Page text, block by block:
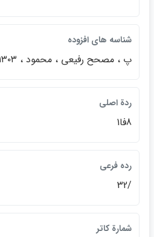
شناسه هاي افزوده
پ ، مصحح رفيعي ، محمود ، ۱۳۰۳ - , ع
ردة اصلي
8فا1
رده فرعي
/32
شمارة كاتر